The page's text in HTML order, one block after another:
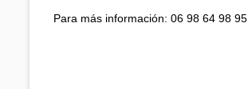
Para más información: 06 98 64 98 95